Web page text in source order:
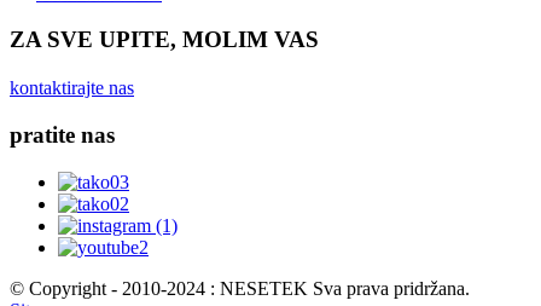
ZA SVE UPITE, MOLIM VAS
kontaktirajte nas
pratite nas
© Copyright - 2010-2024 : NESETEK Sva prava pridržana.